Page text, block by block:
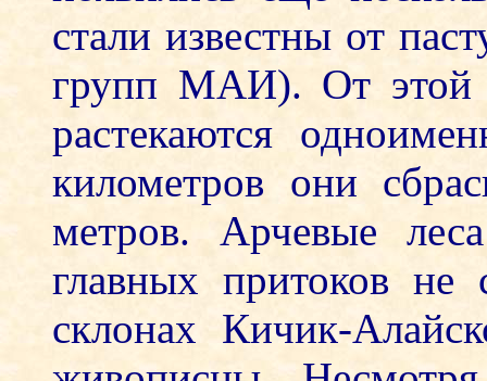
стали известны от
групп МАИ). От этой
растекаются
километров они
метров. Арчевые
главных притоков не
склонах Кичик-